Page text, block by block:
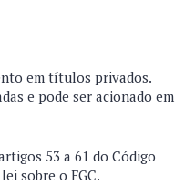
em títulos privados.
e pode ser acionado em
53 a 61 do Código
sobre o FGC.